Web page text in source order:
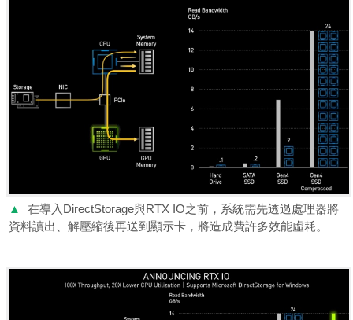
▲
在導入DirectStorage與RTX IO之前，系統需先透過處理器將
資料讀出、解壓縮後再送到顯示卡，將造成費許多效能虛耗。